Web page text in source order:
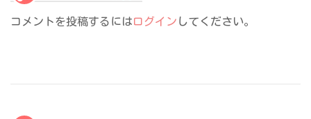
コメントを投稿するにはログイン してください。